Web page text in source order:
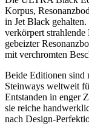
Korpus,
in Jet Black
verkörpert
gebeizter
mit verchromten
Beide Editionen sind
Steinways weltweit
Entstanden in enger
sie reiche
nach Design-